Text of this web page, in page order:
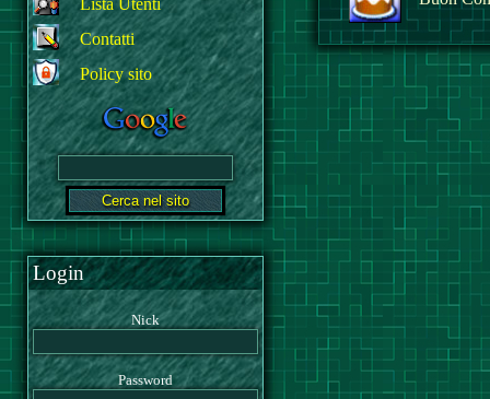
Lista Utenti
Contatti
Policy sito
Login
Nick
Password